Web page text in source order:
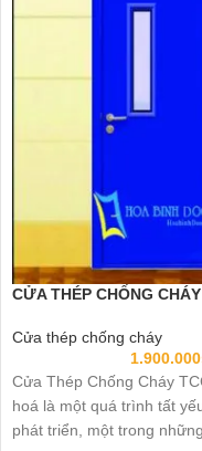
CỬA THÉP CHỐNG
Cửa thép chống cháy
1.900.000
Cửa Thép Chống Cháy
hoá là một quá trình tất
phát triển, một trong